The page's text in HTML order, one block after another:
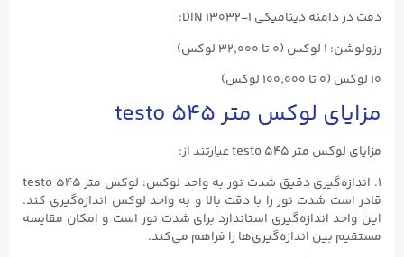
دقت در دامنه دینامیکی DIN ۱۳۰۳۲-۱:
رزولوشن: ۱ لوکس (۰ تا ۳۲,۰۰۰ لوکس)
۱۰ لوکس (۰ تا ۱۰۰,۰۰۰ لوکس)
مزایای لوکس متر testo ۵۴۵
مزایای لوکس متر testo ۵۴۵ عبارتند از:
۱. اندازه‌گیری دقیق شدت نور به واحد لوکس: لوکس متر testo ۵۴۵
قادر است شدت نور را با دقت بالا و به واحد لوکس اندازه‌گیری کند.
این واحد اندازه‌گیری استاندارد برای شدت نور است و امکان مقایسه
مستقیم بین اندازه‌گیری‌ها را فراهم می‌کند.